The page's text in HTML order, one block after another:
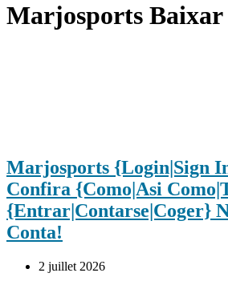
Marjosports Baixar
Marjosports {Login|Sign
Confira {Como|Asi
{Entrar|Contarse|Coger}
Conta!
2 juillet 2026